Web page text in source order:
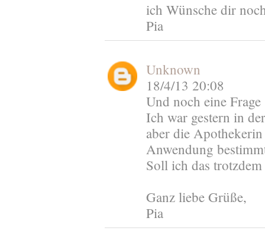
ich Wünsche dir
Pia
Unknown
18/4/13 20:08
Und noch eine
Ich war gestern in
aber die Apothekerin
Anwendung
Soll ich das
Ganz liebe Grüße,
Pia